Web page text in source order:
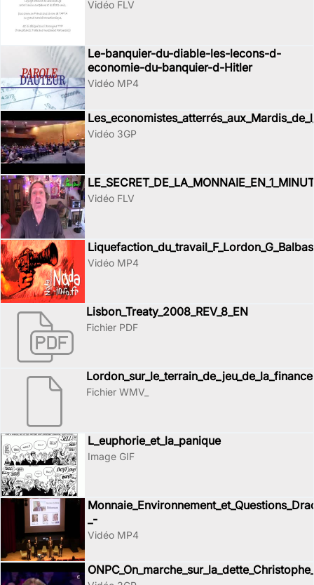
Vidéo FLV
Le-banquier-du-diable-les-lecons-d-
economie-du-banquier-d-Hitler
Vidéo MP4
Vidéo 3GP
Vidéo FLV
Vidéo MP4
Lisbon_Treaty_2008_REV_8_EN
Fichier PDF
Lordon_sur_le_terrain_de_jeu_de_la_finance
Fichier WMV_
L_euphorie_et_la_panique
Image GIF
_-
Vidéo MP4